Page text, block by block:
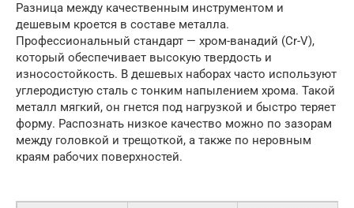
Разница между качественным инструментом и
дешевым кроется в составе металла.
Профессиональный стандарт — хром-ванадий (Cr-V),
который обеспечивает высокую твердость и
износостойкость. В дешевых наборах часто используют
углеродистую сталь с тонким напылением хрома. Такой
металл мягкий, он гнется под нагрузкой и быстро теряет
форму. Распознать низкое качество можно по зазорам
между головкой и трещоткой, а также по неровным
краям рабочих поверхностей.